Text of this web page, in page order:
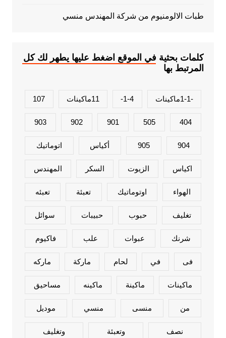
طبات الالومنيوم من شركة المهندس منسي
كلمات بحثية في الموقع اضغط عليها يطهر لك كل
المرتبط بها
-1-1ماكينات 1-4- 11ماكينات 107
404
505
901
902
903
904
905 أكياس اتوماتيك
اكياس الزيوت السكر المهندس
الهواء اوتوماتيك تعبئة تعبئه
تغليف حبوب حبيبات سوائل
شرنك عبوات علب فاكيوم
فى في لحام ماركة ماركه
ماكينات ماكينة ماكينه مساحيق
من منسى منسي موديل
نصف وتعبئة وتغليف